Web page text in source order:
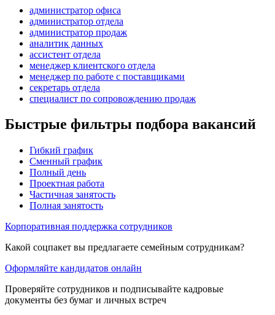
администратор офиса
администратор отдела
администратор продаж
аналитик данных
ассистент отдела
менеджер клиентского отдела
менеджер по работе с поставщиками
секретарь отдела
специалист по сопровождению продаж
Быстрые фильтры подбора вакансий
Гибкий график
Сменный график
Полный день
Проектная работа
Частичная занятость
Полная занятость
Корпоративная поддержка сотрудников
Какой соцпакет вы предлагаете семейным сотрудникам?
Оформляйте кандидатов онлайн
Проверяйте сотрудников и подписывайте кадровые
документы без бумаг и личных встреч